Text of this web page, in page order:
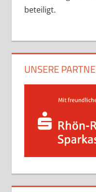
beteiligt.
UNSERE